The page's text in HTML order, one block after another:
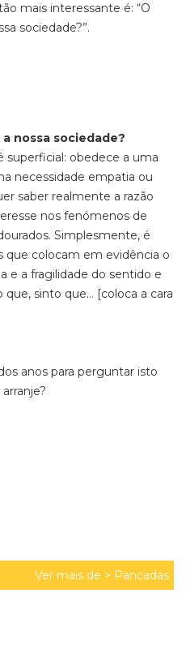
mais interessante é: “O
sociedade?”.
nossa sociedade?
superficial: obedece a uma
necessidade empatia ou
saber realmente a razão
nos fenómenos de
Simplesmente, é
que colocam em evidência o
e a fragilidade do sentido e
sinto que... [coloca a cara
anos para perguntar isto
Ver mais de > Pancadas